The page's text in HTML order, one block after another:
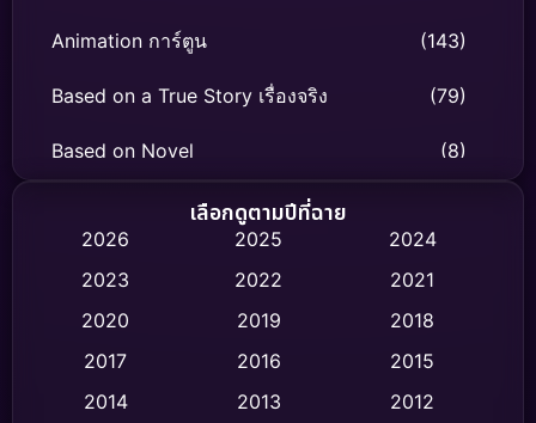
Animation การ์ตูน (143)
Based on a True Story เรื่องจริง (79)
Based on Novel (8)
Biography ชีวิตจริง
Classic หนังคลาสสิก (47)
Comedy ตลก (448)
เลือกดูตามปีที่ฉาย
2026 2025
2024
2023
2022
2021
2020
2019
2018
2017
2016
2015
2014
2013
2012